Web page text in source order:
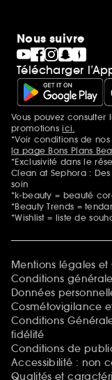
Nous suivre
Télécharger
Mentions
Vous pouvez
promotionsici.
*Voir conditions de
la page Bons Plans
*Exclusivité dans le
Clean at Sephora :
soin
*k-beauty = beauté
*Beauty Trends =
*Wishlist = liste de
Mentions légales et
Conditions
Données
Cosmétovigilance
Conditions
fidélité
Conditions de
Accessibilité : non
Qualités et